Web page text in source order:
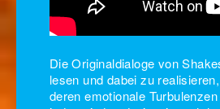
Die Originaldialoge von
lesen und dabei zu
deren emotionale